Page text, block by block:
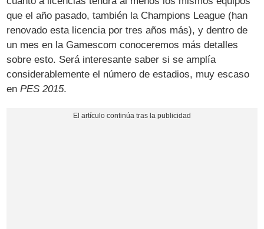
que el año pasado, también la Champions League (han
renovado esta licencia por tres años más), y dentro de
un mes en la Gamescom conoceremos más detalles
sobre esto. Será interesante saber si se amplía
considerablemente el número de estadios, muy escaso
enPES 2015.